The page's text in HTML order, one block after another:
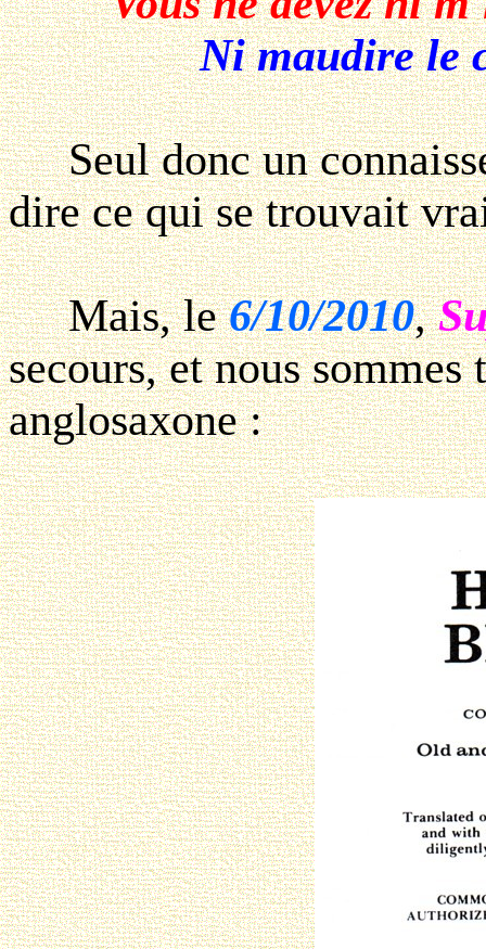
Ni maudire le
Seul donc un
dire ce qui se trouvait
Mais, le6/10/2010,
secours, et nous
anglosaxone :